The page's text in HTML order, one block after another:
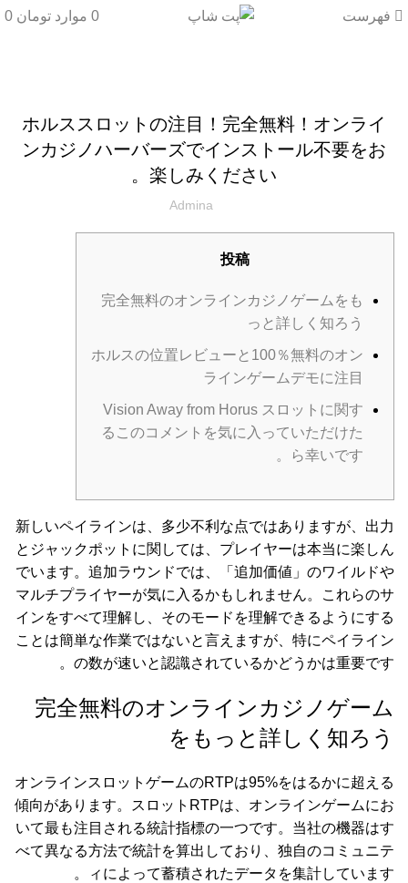
فهرست 0 موارد تومان
ホルススロットの注目！完全無料！オンライ
ンカジノハーバーズでインストール不要をお
楽しみください。
Admina
投稿
完全無料のオンラインカジノゲームをも
っと詳しく知ろう
ホルスの位置レビューと100％無料のオン
ラインゲームデモに注目
Vision Away from Horus スロットに関す
るこのコメントを気に入っていただけた
ら幸いです。
新しいペイラインは、多少不利な点ではありますが、出力
とジャックポットに関しては、プレイヤーは本当に楽しん
でいます。追加ラウンドでは、「追加価値」のワイルドや
マルチプライヤーが気に入るかもしれません。これらのサ
インをすべて理解し、そのモードを理解できるようにする
ことは簡単な作業ではないと言えますが、特にペイライン
の数が速いと認識されているかどうかは重要です。
完全無料のオンラインカジノゲーム
をもっと詳しく知ろう
オンラインスロットゲームのRTPは95%をはるかに超える
傾向があります。スロットRTPは、オンラインゲームにお
いて最も注目される統計指標の一つです。当社の機器はす
べて異なる方法で統計を算出しており、独自のコミュニテ
ィによって蓄積されたデータを集計しています。